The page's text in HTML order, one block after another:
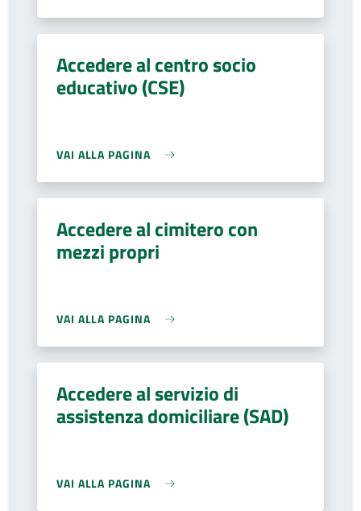
Accedere al centro socio
educativo (CSE)
VAI ALLA PAGINA
Accedere al cimitero con
mezzi propri
VAI ALLA PAGINA
Accedere al servizio di
assistenza domiciliare (SAD)
VAI ALLA PAGINA